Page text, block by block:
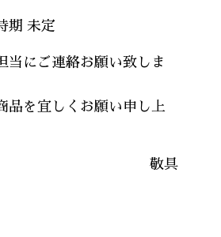
期 未定
当にご連絡お願い致しま
品を宜しくお願い申し上
敬具